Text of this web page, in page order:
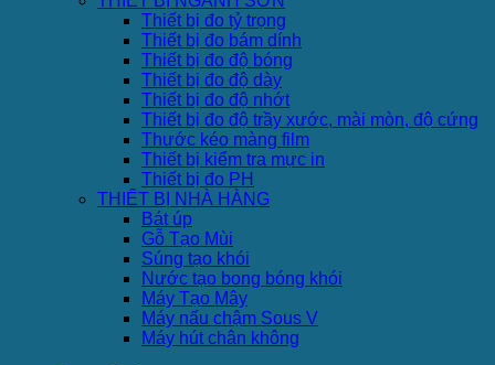
Thiết bị đo tỷ trọng
Thiết bị đo bám dính
Thiết bị đo độ bóng
Thiết bị đo độ dày
Thiết bị đo độ nhớt
Thiết bị đo độ trầy xước, mài mòn, độ cứng
Thước kéo màng film
Thiết bị kiểm tra mực in
Thiết bị đo PH
THIẾT BỊ NHÀ HÀNG
Bát úp
Gỗ Tạo Mùi
Súng tạo khói
Nước tạo bong bóng khói
Máy Tạo Mây
Máy nấu chậm Sous V
Máy hút chân không